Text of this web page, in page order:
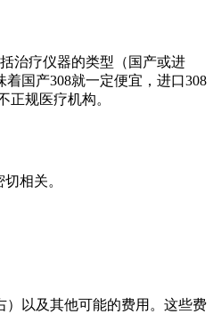
治疗仪器的类型（国产或进
国产308就一定便宜，进口308
规医疗机构。
相关。
）以及其他可能的费用。这些费